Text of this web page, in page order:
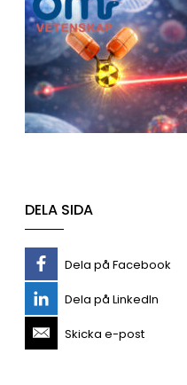
DELA SIDA
Dela på Facebook
Dela på LinkedIn
Skicka e-post